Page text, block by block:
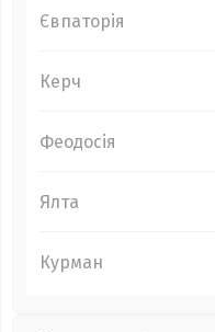
Євпаторія
Керч
Феодосія
Ялта
Курман